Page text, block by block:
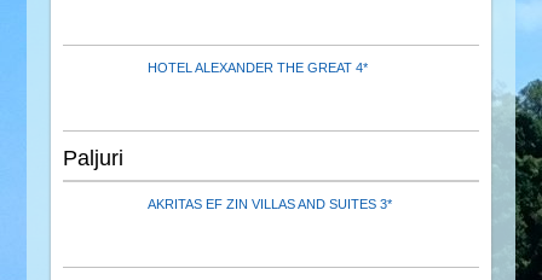
HOTEL ALEXANDER THE GREAT 4*
Paljuri
AKRITAS EF ZIN VILLAS AND SUITES 3*